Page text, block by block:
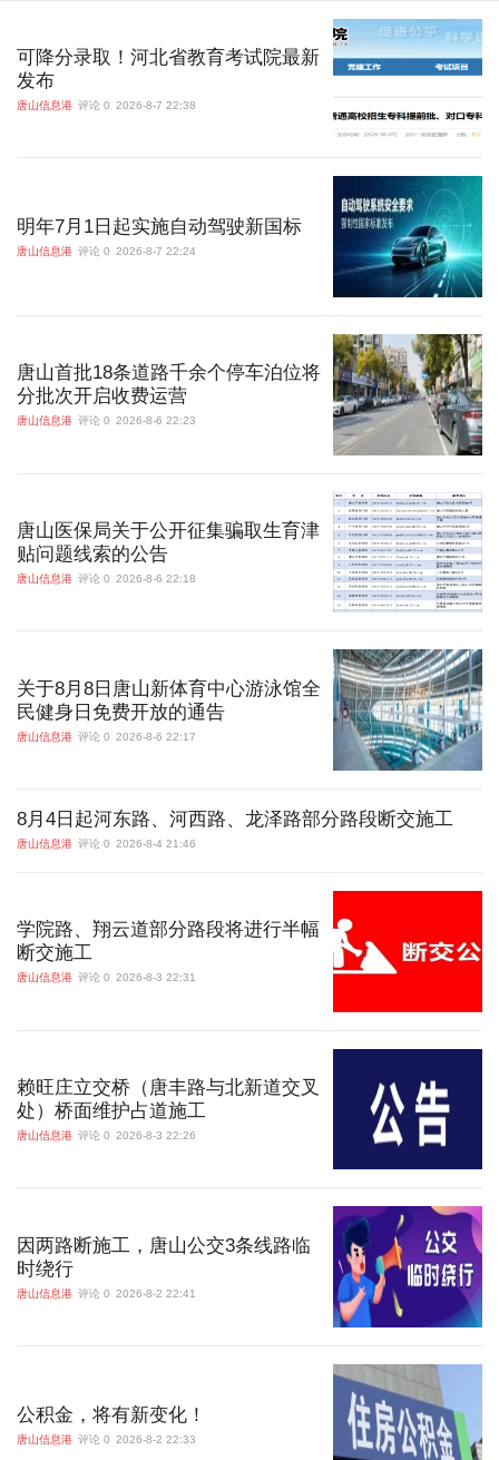
可降分录取！河北省教育考试院最新
发布
唐山信息港 评论 0 2026-8-7 22:38
明年7月1日起实施自动驾驶新国标
唐山信息港 评论 0 2026-8-7 22:24
唐山首批18条道路千余个停车泊位将
分批次开启收费运营
唐山信息港 评论 0 2026-8-6 22:23
唐山医保局关于公开征集骗取生育津
贴问题线索的公告
唐山信息港 评论 0 2026-8-6 22:18
关于8月8日唐山新体育中心游泳馆全
民健身日免费开放的通告
唐山信息港 评论 0 2026-8-6 22:17
8月4日起河东路、河西路、龙泽路部分路段断交施工
唐山信息港 评论 0 2026-8-4 21:46
学院路、翔云道部分路段将进行半幅
断交施工
唐山信息港 评论 0 2026-8-3 22:31
赖旺庄立交桥（唐丰路与北新道交叉
处）桥面维护占道施工
唐山信息港 评论 0 2026-8-3 22:26
因两路断施工，唐山公交3条线路临
时绕行
唐山信息港 评论 0 2026-8-2 22:41
公积金，将有新变化！
唐山信息港 评论 0 2026-8-2 22:33